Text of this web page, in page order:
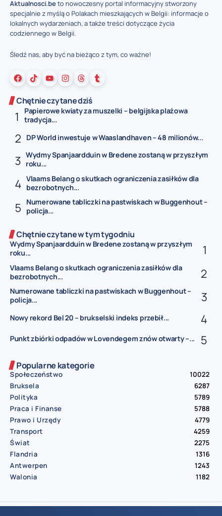
Aktualnosci.beto nowoczesny portal informacyjny stworzony
specjalnie z myślą o Polakach mieszkających w Belgii: informacje o
lokalnych wydarzeniach, a także treści dotyczące życia
codziennego w Belgii.
Śledź nas, aby być na bieżąco z tym, co ważne!
Chętnie czytane dziś
Papierowe kwiaty za muszelki – belgijska plażowa
tradycja...
DP World inwestuje w Waaslandhaven – 48 milionów...
Wydmy Spanjaardduin w Bredene zostaną w przyszłym
roku...
Vlaams Belang o skutkach ograniczenia zasiłków dla
bezrobotnych...
Numerowane tabliczki na pastwiskach w Buggenhout –
policja...
Chętnie czytane w tym tygodniu
Wydmy Spanjaardduin w Bredene zostaną w przyszłym
roku...
Vlaams Belang o skutkach ograniczenia zasiłków dla
bezrobotnych...
Numerowane tabliczki na pastwiskach w Buggenhout –
policja...
Nowy rekord Bel 20 – brukselski indeks przebił...
Punkt zbiórki odpadów w Lovendegem znów otwarty –...
Popularne kategorie
Społeczeństwo
10022
Bruksela
6287
Polityka
5789
Praca i Finanse
5788
Prawo i Urzędy
4779
Transport
4259
Świat
2275
Flandria
1316
Antwerpen
1243
Walonia
1182